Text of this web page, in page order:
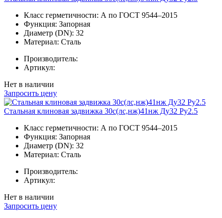
Класс герметичности: А по ГОСТ 9544–2015
Функция: Запорная
Диаметр (DN): 32
Материал: Сталь
Производитель:
Артикул:
Нет в наличии
Запросить цену
Стальная клиновая задвижка 30с(лс,нж)41нж Ду32 Ру2.5
Класс герметичности: А по ГОСТ 9544–2015
Функция: Запорная
Диаметр (DN): 32
Материал: Сталь
Производитель:
Артикул:
Нет в наличии
Запросить цену